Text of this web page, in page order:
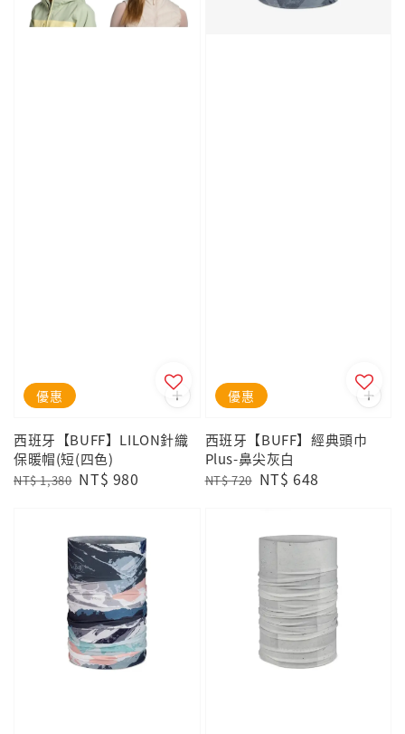
優惠
西班牙【BUFF】LILON針織
保暖帽(短(四色)
Regular
NT$ 1,380 Sale
NT$ 980
優惠
西班牙【BUFF】經典頭巾
Plus-鼻尖灰白
Regular
NT$ 720 Sale
NT$ 648